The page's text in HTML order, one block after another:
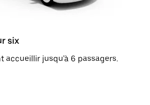
six
accueillir jusqu'à 6 passagers.